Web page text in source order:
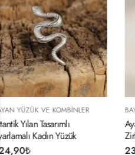
BAYAN YÜZÜK VE KOMBINLER
Ayarlamalı Silver Renk Metal
Zirkon Taşlı Kanat Yüzük